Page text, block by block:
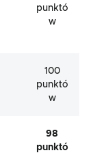
punktó
w
100
punktó
w
98
punktó